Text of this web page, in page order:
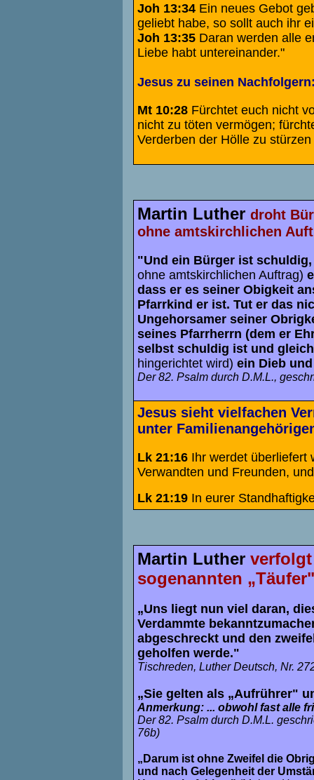
Joh 13:34 Ein neues Gebot
geliebt habe, so sollt auch ihr
Joh 13:35 Daran werden alle
Liebe habt untereinander."
Jesus zu seinen
Mt 10:28 Fürchtet euch nicht
nicht zu töten vermögen;
Verderben der Hölle zu
Martin Luther droht
ohne amtskirchlichen
"Und ein Bürger ist
ohne amtskirchlichen Auftrag)
dass er es seiner Obigkeit
Pfarrkind er ist. Tut er das
Ungehorsamer seiner
seines Pfarrherrn (dem er
selbst schuldig ist und
hingerichtet wird) ein Dieb
Der 82. Psalm durch D.M.L.,
Jesus sieht vielfachen
unter
Lk 21:16 Ihr werdet überliefert
Verwandten und Freunden,
Lk 21:19 In eurer
Martin Luther
sogenannten
„Uns liegt nun viel daran,
Verdammte
abgeschreckt und den
geholfen werde."
Tischreden, Luther Deutsch, Nr.
„Sie gelten als „Aufrührer"
Anmerkung: ... obwohl fast alle
Der 82. Psalm durch D.M.L.
76b)
„Darum ist ohne Zweifel die
und nach Gelegenheit der